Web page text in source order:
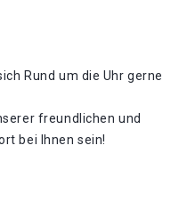
Rund um die Uhr gerne
freundlichen und
bei Ihnen sein!